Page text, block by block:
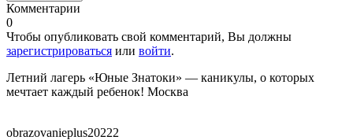
Комментарии
0
Чтобы опубликовать свой комментарий, Вы должны
зарегистрироваться или войти.
Летний лагерь «Юные Знатоки» — каникулы, о которых
мечтает каждый ребенок! Москва
obrazovanieplus20222